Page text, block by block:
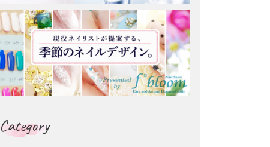
Category